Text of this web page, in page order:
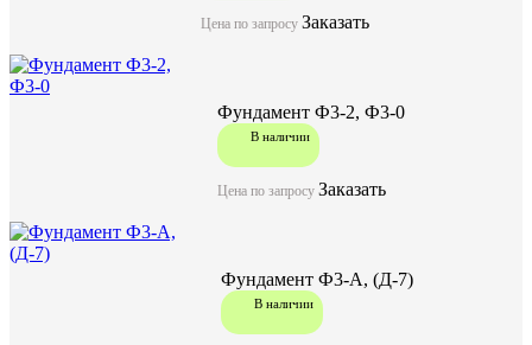
Цена по запросуЗаказать
В наличии
Фундамент Ф3-2, Ф3-0
Цена по запросуЗаказать
В наличии
Фундамент Ф3-А, (Д-7)